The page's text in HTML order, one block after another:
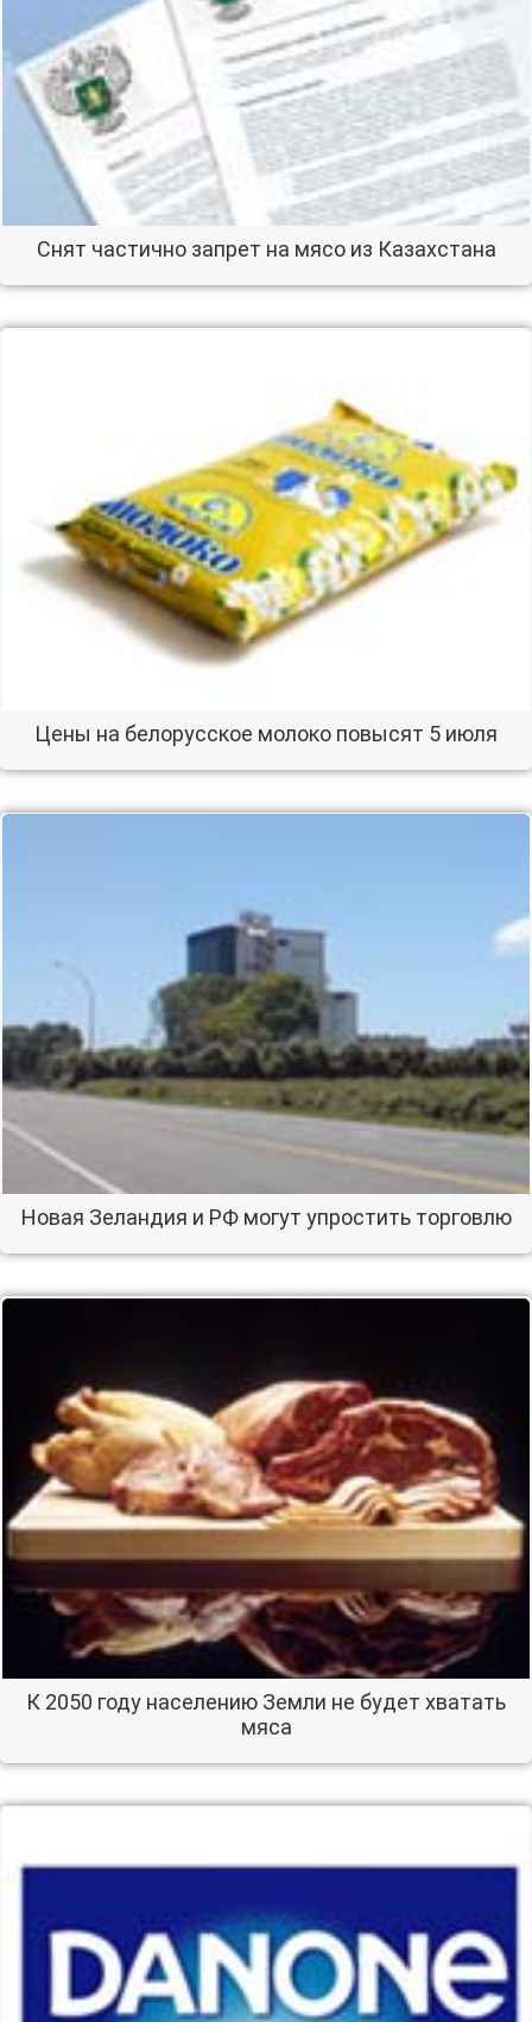
Снят частично запрет на мясо из Казахстана
Цены на белорусское молоко повысят 5 июля
Новая Зеландия и РФ могут упростить торговлю
К 2050 году населению Земли не будет хватать
мяса